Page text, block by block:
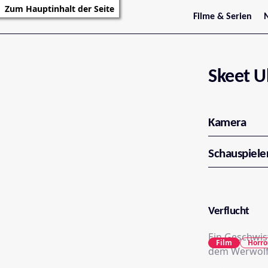
Zum Hauptinhalt der Seite
Filme & Serien
Trailer
Serienarchiv
Skeet
Kamera
Verflucht
Ein
dem
Film